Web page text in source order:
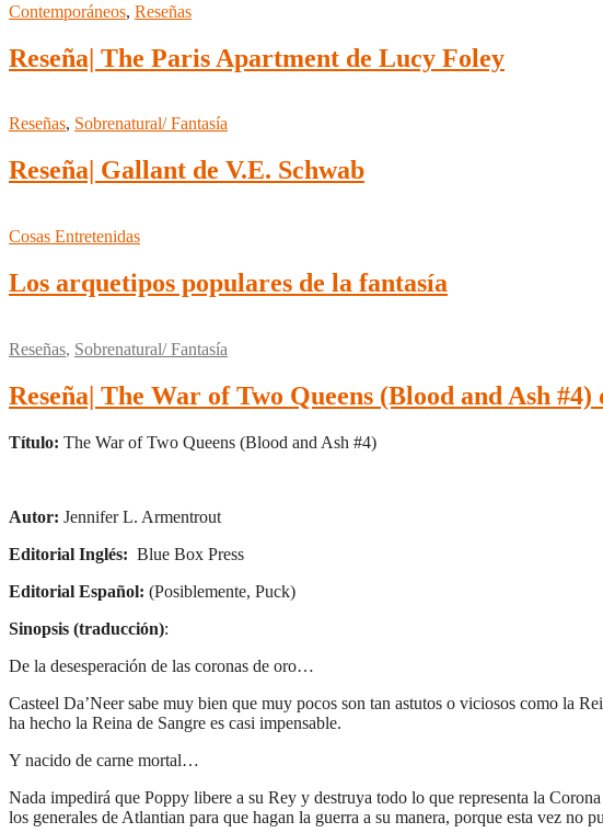
Contemporáneos, Reseñas
Reseña| The Paris Apartment de Lucy Foley
Reseñas, Sobrenatural/ Fantasía
Reseña| Gallant de V.E. Schwab
Cosas Entretenidas
Los arquetipos populares de la fantasía
Reseñas, Sobrenatural/ Fantasía
Reseña| The War of Two Queens (Blood and Ash
Título: The War of Two Queens (Blood and Ash #4)
Autor: Jennifer L. Armentrout
Editorial Inglés: Blue Box Press
Editorial Español: (Posiblemente, Puck)
Sinopsis (traducción):
De la desesperación de las coronas de oro…
Casteel Da’Neer sabe muy bien que muy pocos son tan astutos o viciosos como la
ha hecho la Reina de Sangre es casi impensable.
Y nacido de carne mortal…
Nada impedirá que Poppy libere a su Rey y destruya todo lo que representa la
los generales de Atlantian para que hagan la guerra a su manera, porque esta vez